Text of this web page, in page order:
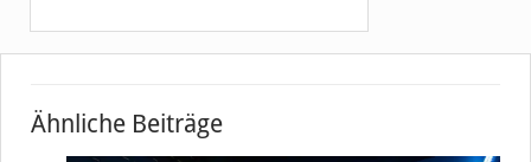
Ähnliche Beiträge